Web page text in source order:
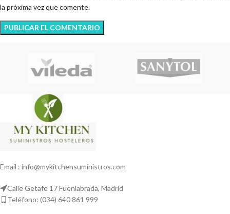
la próxima vez que comente.
Email : info@mykitchensuministros.com
Calle Getafe 17 Fuenlabrada, Madrid
Teléfono: (034) 640 861 999